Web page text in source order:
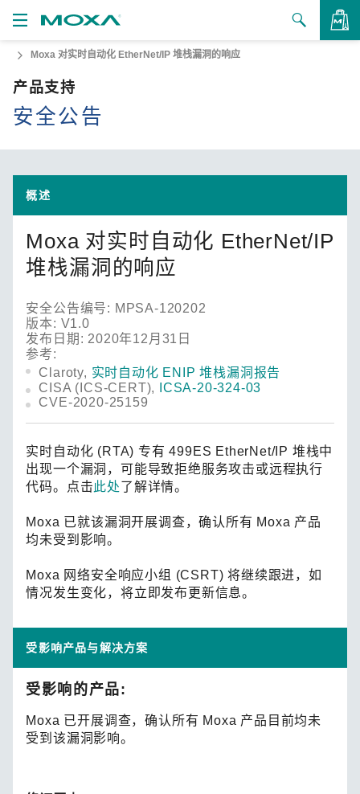
品
决方案
系我们
Moxa
Moxa 对实时自动化 EtherNet/IP 堆栈漏洞的响应
产品支持
安全公告
概述
Moxa 对实时自动化 EtherNet/IP
堆栈漏洞的响应
安全公告编号: MPSA-120202
版本: V1.0
发布日期: 2020年12月31日
参考:
Claroty, 实时自动化 ENIP 堆栈漏洞报告
CISA (ICS-CERT),
ICSA-20-324-03
CVE-2020-25159
实时自动化 (RTA) 专有 499ES EtherNet/IP 堆栈中
出现一个漏洞，可能导致拒绝服务攻击或远程执行
代码。点击此处了解详情。
Moxa 已就该漏洞开展调查，确认所有 Moxa 产品
均未受到影响。
Moxa 网络安全响应小组 (CSRT) 将继续跟进，如
情况发生变化，将立即发布更新信息。
受影响产品与解决方案
受影响的产品:
Moxa 已开展调查，确认所有 Moxa 产品目前均未
受到该漏洞影响。